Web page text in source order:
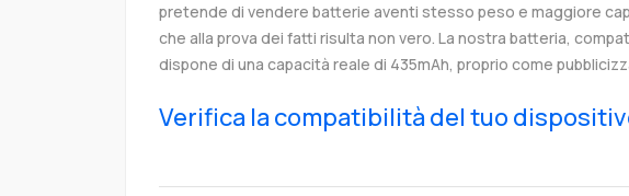
pretende di vendere batterie aventi stesso peso e maggiore
che alla prova dei fatti risulta non vero. La nostra batteria,
dispone di una capacità reale di 435mAh, proprio come
Verifica la compatibilità del tuo